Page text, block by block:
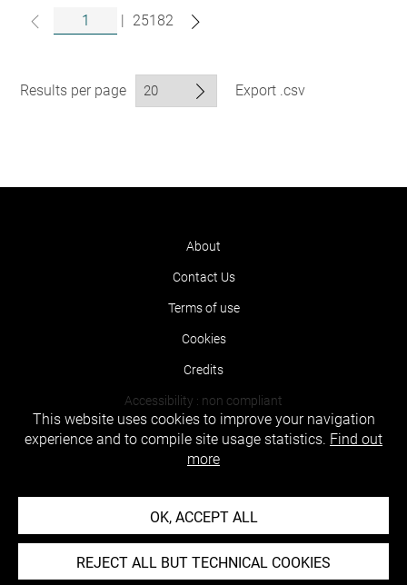
| 25182
Results per page Export .csv
About
Contact Us
Terms of use
Cookies
Credits
Accessibility : non compliant
This website uses cookies to improve your navigation
experience and to compile site usage statistics. Find out
more
OK, ACCEPT ALL
REJECT ALL BUT TECHNICAL COOKIES